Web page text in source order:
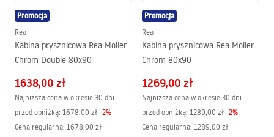
Promocja
Rea
Kabina prysznicowa Rea Molier
Chrom Double 80x90
1638,00 zł
Najniższa cena w okresie 30 dni
przed obniżką: 1678,00 zł -2%
Cena regularna: 1678,00 zł
Promocja
Rea
Kabina prysznicowa Rea Molier
Chrom 80x90
1269,00 zł
Najniższa cena w okresie 30 dni
przed obniżką: 1289,00 zł -2%
Cena regularna: 1289,00 zł